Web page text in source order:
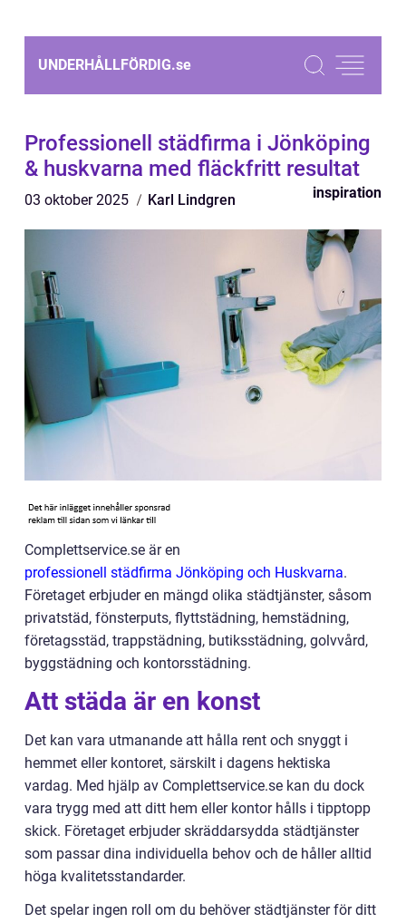
UNDERHÅLLFÖRDIG.se
Professionell städfirma i Jönköping
& huskvarna med fläckfritt resultat
03 oktober 2025 Karl Lindgren inspiration
Complettservice.se är en
professionell städfirma Jönköping och Huskvarna.
Företaget erbjuder en mängd olika städtjänster, såsom
privatstäd, fönsterputs, flyttstädning, hemstädning,
företagsstäd, trappstädning, butiksstädning, golvvård,
byggstädning och kontorsstädning.
Att städa är en konst
Det kan vara utmanande att hålla rent och snyggt i
hemmet eller kontoret, särskilt i dagens hektiska
vardag. Med hjälp av Complettservice.se kan du dock
vara trygg med att ditt hem eller kontor hålls i tipptopp
skick. Företaget erbjuder skräddarsydda städtjänster
som passar dina individuella behov och de håller alltid
höga kvalitetsstandarder.
Det spelar ingen roll om du behöver städtjänster för ditt